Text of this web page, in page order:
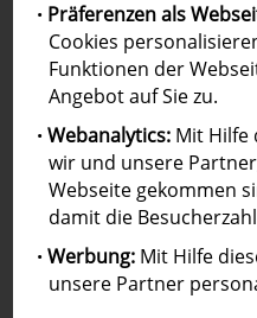
Präferenzen als
Cookies
Funktionen der
Angebot auf Sie zu.
Webanalytics: Mit Hilfe
wir und unsere
Webseite gekommen
damit die
Werbung: Mit Hilfe
unsere Partner
Von den
In den Aktien Desknotes
exklusiv, wie die globalen
einschätzen.